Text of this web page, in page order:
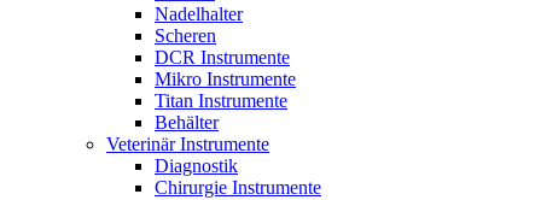
Nadelhalter
Scheren
DCR Instrumente
Mikro Instrumente
Titan Instrumente
Behälter
Veterinär Instrumente
Diagnostik
Chirurgie Instrumente